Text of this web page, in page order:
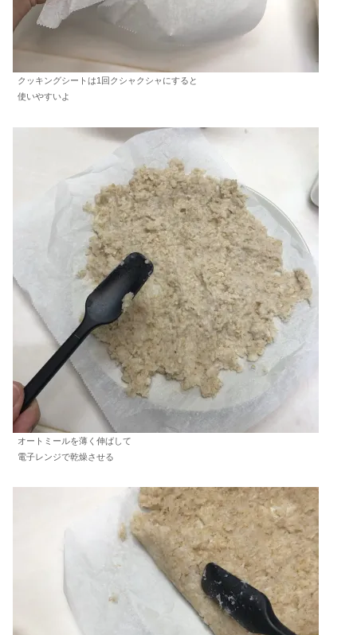
クッキングシートは1回クシャクシャにすると
使いやすいよ
オートミールを薄く伸ばして
電子レンジで乾燥させる